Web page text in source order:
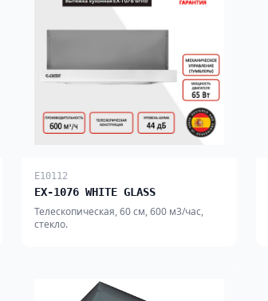
E10112
EX-1076 WHITE GLASS
Телескопическая, 60 см, 600 м3/час,
стекло.